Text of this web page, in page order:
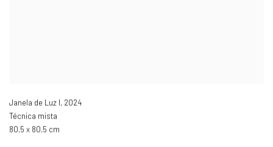
Janela de Luz I, 2024
Técnica mista
80,5 x 80,5 cm